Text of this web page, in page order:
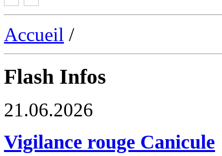
Accueil /
Flash Infos
21.06.2026
Vigilance rouge Canicule